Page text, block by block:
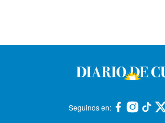
Seguinos en: